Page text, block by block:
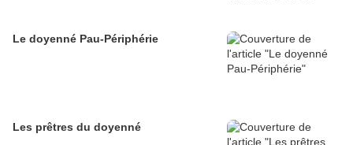
Le doyenné Pau-Périphérie
Les prêtres du doyenné